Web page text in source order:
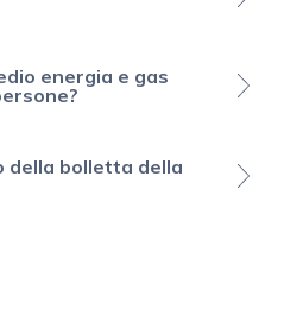
energia e gas
della bolletta della